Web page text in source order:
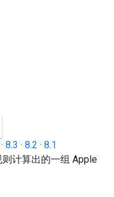
· 8.3 · 8.2 · 8.1
计算出的一组 Apple